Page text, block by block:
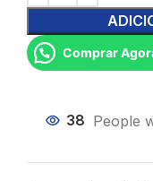
Comprar
38 People